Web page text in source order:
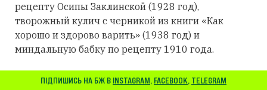
рецепту Осипы Заклинской (1928 год),
творожный кулич с черникой из книги «Как
хорошо и здорово варить» (1938 год) и
миндальную бабку по рецепту 1910 года.
ПІДПИШИСЬ НА БЖ В INSTAGRAM, FACEBOOK, TELEGRAM